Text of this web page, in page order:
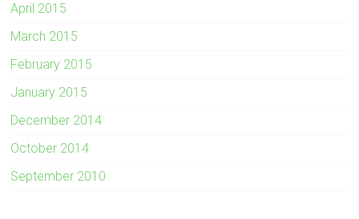
April 2015
March 2015
February 2015
January 2015
December 2014
October 2014
September 2010